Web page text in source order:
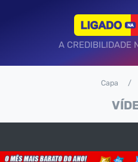
A CREDIBILIDADE
Capa